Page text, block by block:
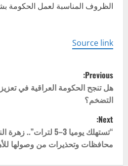
الظروف المناسبة لعمل الحكومة
Source link
P
o
s
t
n
Previous:
هل تنجح الحكومة العراقية في تعزيز
التضخم؟
Next:
“تستهلك يوميا 3–5
محافظات وتحذيرات من وصولها